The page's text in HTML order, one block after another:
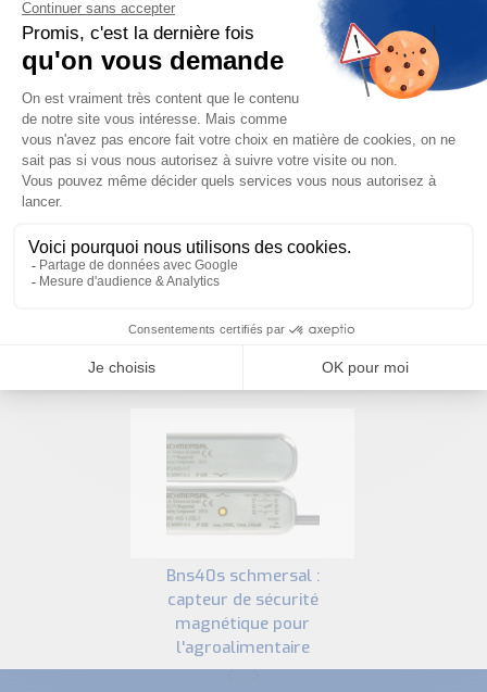
Besoin d'aide pour choisir votre
produit ?
Nous sommes à votre disposition pour définir
votre projet
NOUS CONTACTER
PRODUITS SIMILAIRES
bns40s schmersal :
capteur de sécurité
magnétique pour
l'agroalimentaire